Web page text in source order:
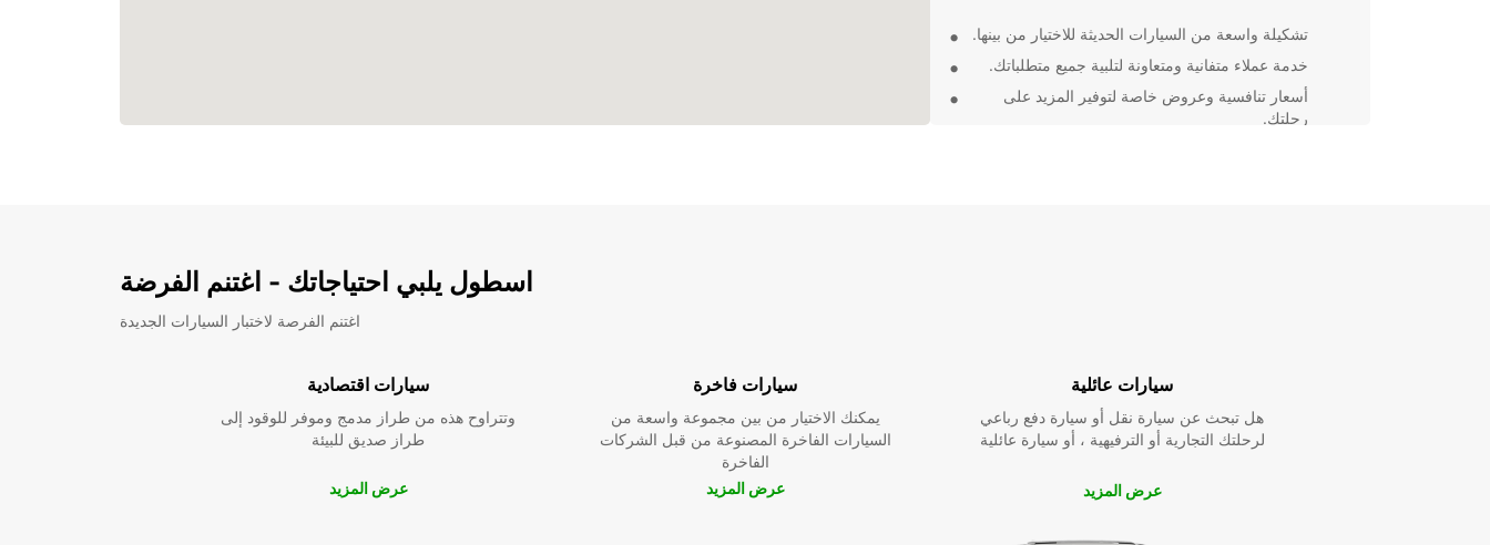
تشكيلة واسعة من السيارات الحديثة للاختيار من بينها.
خدمة عملاء متفانية ومتعاونة لتلبية جميع متطلباتك.
أسعار تنافسية وعروض خاصة لتوفير المزيد على
رحلتك.
المعالم السياحية والمطاعم والمتاجر في المدينة.
اسطول يلبي احتياجاتك - اغتنم الفرضة
اغتنم الفرصة لاختبار السيارات الجديدة
سيارات اقتصادية
وتتراوح هذه من طراز مدمج وموفر للوقود إلى
طراز صديق للبيئة
عرض المزيد
سيارات فاخرة
يمكنك الاختيار من بين مجموعة واسعة من
السيارات الفاخرة المصنوعة من قبل الشركات
الفاخرة
عرض المزيد
سيارات عائلية
هل تبحث عن سيارة نقل أو سيارة دفع رباعي
لرحلتك التجارية أو الترفيهية ، أو سيارة عائلية
عرض المزيد